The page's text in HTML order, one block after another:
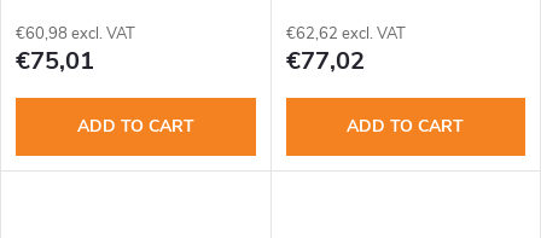
€60,98 excl. VAT
€75,01
ADD TO CART
€62,62 excl. VAT
€77,02
ADD TO CART